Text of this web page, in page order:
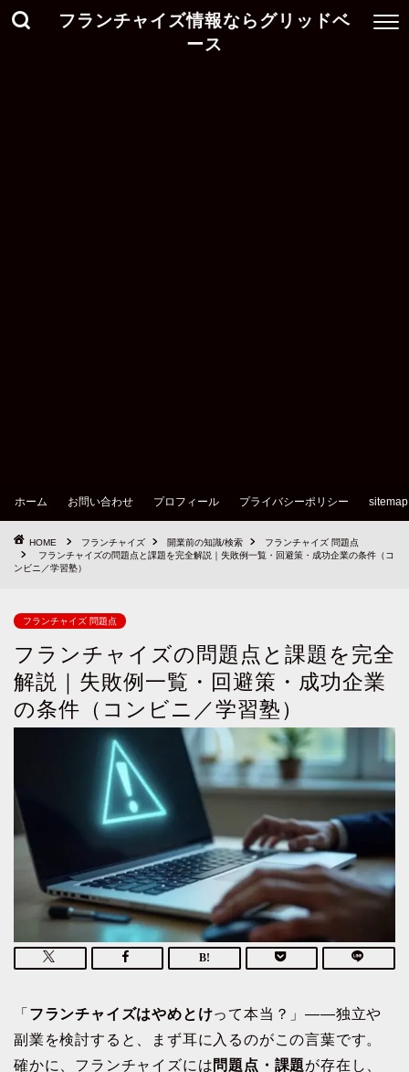
フランチャイズ情報ならグリッドベ
ース
ホーム お問い合わせ プロフィール プライバシーポリシー sitemap
HOME フランチャイズ 開業前の知識/検索
フランチャイズ 問題点
フランチャイズの問題点と課題を完全解説｜失敗例一覧・回避策・成功企業の条件（コ
ンビニ／学習塾）
フランチャイズ 問題点
フランチャイズの問題点と課題を完全
解説｜失敗例一覧・回避策・成功企業
の条件（コンビニ／学習塾）
「 フランチャイズはやめとけって本当？」――独立や
副業を検討すると、まず耳に入るのがこの言葉です。
確かに、フランチャイズには問題点・課題が存在し、